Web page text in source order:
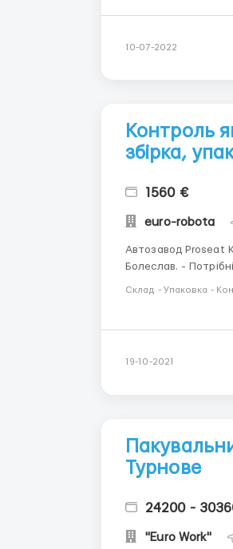
10-07-2022
Контроль
збірка,
1560 €
euro-robota
Автозавод Proseat
Болеслав. -
Склад - Упаковка -
19-10-2021
Турнове
24200 -
"Euro Work"